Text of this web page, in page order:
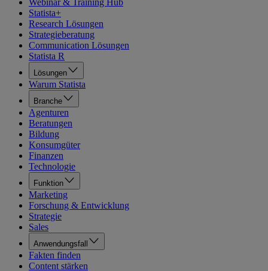
Webinar & Training Hub
Statista+
Research Lösungen
Strategieberatung
Communication Lösungen
Statista R
Lösungen
Warum Statista
Branche
Agenturen
Beratungen
Bildung
Konsumgüter
Finanzen
Technologie
Funktion
Marketing
Forschung & Entwicklung
Strategie
Sales
Anwendungsfall
Fakten finden
Content stärken